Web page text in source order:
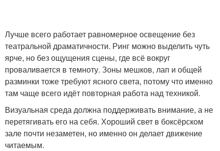
Лучше всего работает равномерное освещение без
театральной драматичности. Ринг можно выделить чуть
ярче, но без ощущения сцены, где всё вокруг
проваливается в темноту. Зоны мешков, лап и общей
разминки тоже требуют ясного света, потому что именно
там чаще всего идёт повторная работа над техникой.
Визуальная среда должна поддерживать внимание, а не
перетягивать его на себя. Хороший свет в боксёрском
зале почти незаметен, но именно он делает движение
читаемым.